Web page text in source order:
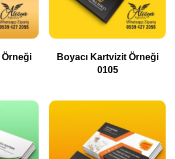
Örneği
Boyacı Kartvizit Örneği
0105